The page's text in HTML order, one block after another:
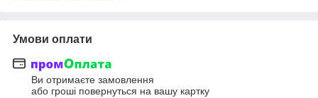
Умови оплати
Ви отримаєте замовлення
або гроші повернуться на вашу картку